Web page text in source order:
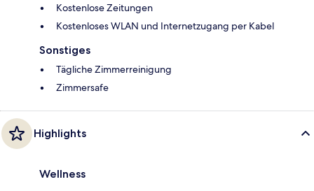
Kostenlose Zeitungen
Kostenloses WLAN und Internetzugang per Kabel
Sonstiges
Tägliche Zimmerreinigung
Zimmersafe
Highlights
Wellness